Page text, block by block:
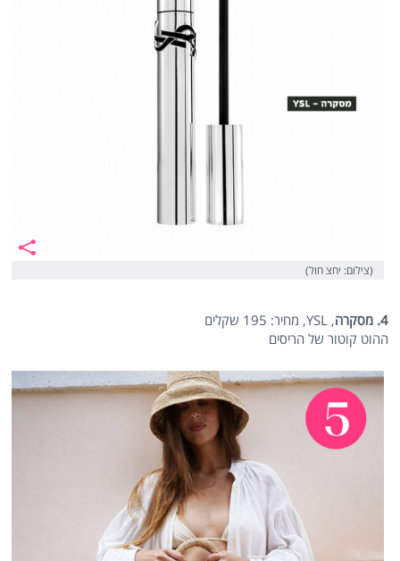
(צילום: יחצ חול)
4. מסקרה
, YSL, מחיר: 195 שקלים
ההוט קוטור של הריסים